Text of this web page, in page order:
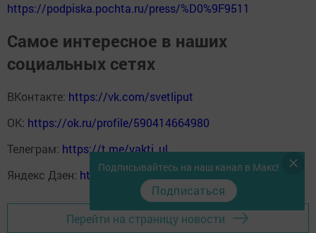
https://podpiska.pochta.ru/press/%D0%9F9511
Самое интересное в наших
социальных сетях
ВКонтакте: https://vk.com/svetliput
ОК: https://ok.ru/profile/590414664980
Телеграм: https://t.me/yakti_ul
Яндекс Дзен: https://dzen.ru/svetliput
Перейти на страницу новости
Подписывайтесь на наш канал в Макс!
Подписаться